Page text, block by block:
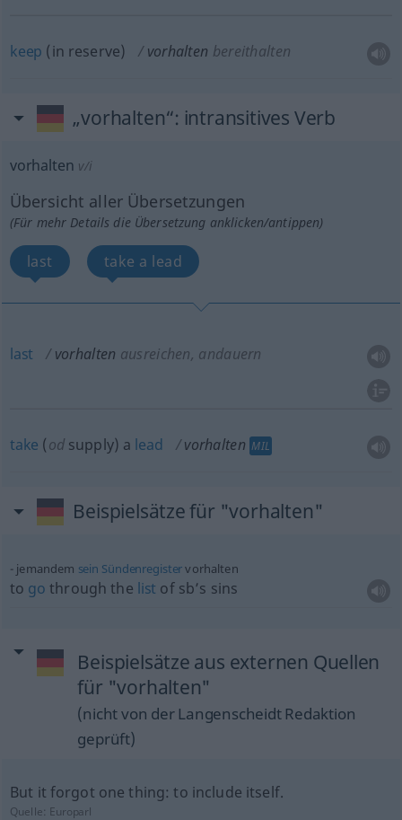
keep (in reserve) vorhalten bereithalten
„vorhalten“: intransitives Verb
vorhalten v/i
Übersicht aller Übersetzungen
(Für mehr Details die Übersetzung anklicken/antippen)
last take a lead
last vorhalten ausreichen, andauern
take (odsupply) a lead vorhalten MIL
Beispielsätze für "vorhalten"
jemandem sein Sündenregistervorhalten
to go through the list of sb’s sins
Beispielsätze aus externen Quellen
für "vorhalten"
(nicht von der Langenscheidt Redaktion
geprüft)
But it forgot one thing: to include itself.
Quelle: Europarl